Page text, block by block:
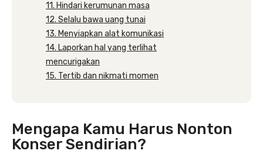
11. Hindari kerumunan masa
12. Selalu bawa uang tunai
13. Menyiapkan alat komunikasi
14. Laporkan hal yang terlihat
mencurigakan
15. Tertib dan nikmati momen
Mengapa Kamu Harus Nonton
Konser Sendirian?